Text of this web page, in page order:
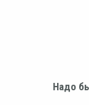
Надо